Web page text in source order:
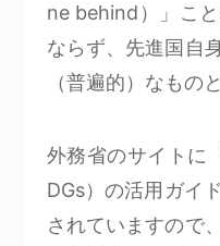
ne behind）」こ
ならず、先進国自
（普遍的）なもの
外務省のサイトに
DGs）の活用ガイ
されていますので